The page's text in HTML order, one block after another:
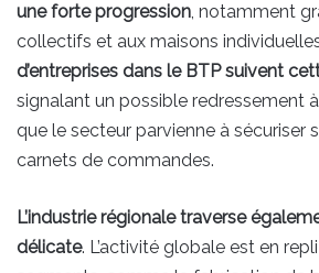
une forte progression, notamment
collectifs et aux maisons
d’entreprises dans le BTP suivent
signalant un possible redressement
que le secteur parvienne à sécuriser
carnets de commandes.
L’industrie régionale traverse
délicate. L’activité globale est en